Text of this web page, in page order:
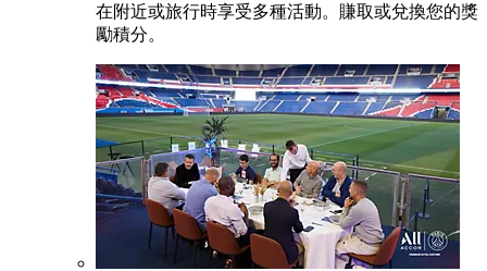
在附近或旅行時享受多種活動。賺取或兌換您的獎
勵積分。